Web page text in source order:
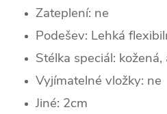
Zateplení: ne
Podešev: Lehká
Stélka speciál:
Vyjímatelné vložky: ne
Jiné: 2cm